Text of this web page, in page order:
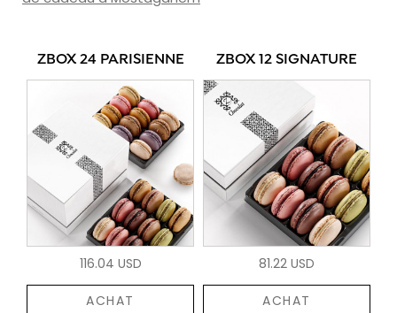
ZBOX 24 PARISIENNE
116.04 USD
ACHAT
ZBOX 12 SIGNATURE
81.22 USD
ACHAT